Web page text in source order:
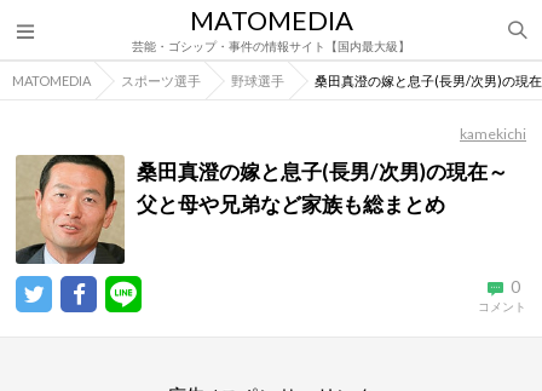
MATOMEDIA
芸能・ゴシップ・事件の情報サイト【国内最大級】
MATOMEDIA スポーツ選手 野球選手 桑田真澄の嫁と息子(長男/次男)の現
kamekichi
桑田真澄の嫁と息子(長男/次男)の現在～
父と母や兄弟など家族も総まとめ
0
コメント